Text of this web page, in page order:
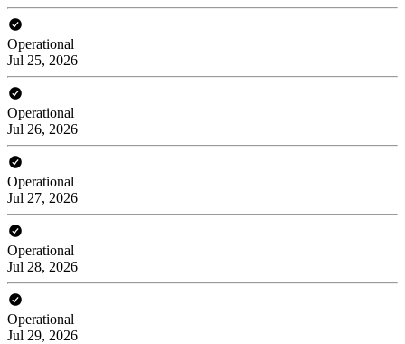
Operational
Jul 25, 2026
Operational
Jul 26, 2026
Operational
Jul 27, 2026
Operational
Jul 28, 2026
Operational
Jul 29, 2026